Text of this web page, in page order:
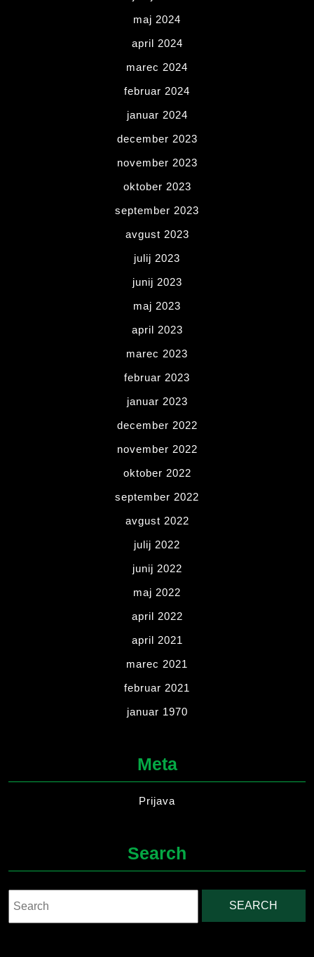
maj 2024
april 2024
marec 2024
februar 2024
januar 2024
december 2023
november 2023
oktober 2023
september 2023
avgust 2023
julij 2023
junij 2023
maj 2023
april 2023
marec 2023
februar 2023
januar 2023
december 2022
november 2022
oktober 2022
september 2022
avgust 2022
julij 2022
junij 2022
maj 2022
april 2022
april 2021
marec 2021
februar 2021
januar 1970
Meta
Prijava
Search
for: